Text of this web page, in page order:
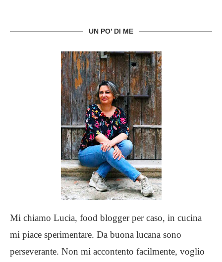
UN PO’ DI ME
Mi chiamo Lucia, food blogger per caso, in cucina
mi piace sperimentare. Da buona lucana sono
perseverante. Non mi accontento facilmente, voglio